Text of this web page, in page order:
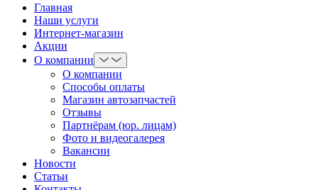
Главная
Наши услуги
Интернет-магазин
Акции
О компании
О компании
Способы оплаты
Магазин автозапчастей
Отзывы
Партнёрам (юр. лицам)
Фото и видеогалерея
Вакансии
Новости
Статьи